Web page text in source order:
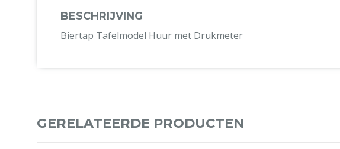
BESCHRIJVING
Biertap Tafelmodel Huur met Drukmeter
GERELATEERDE PRODUCTEN